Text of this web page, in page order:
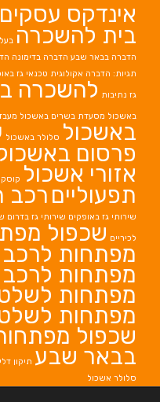
אינדקס
בית להשכרה
הדברה בבאר שבע הדברה בדימונה
תגיות: הדברה אקולוגית טכנאי גז
גז נתיבות להשכרה
באשכול מסעדת בשרים באשכול
באשכול סלולר באשכול
פרסום
אזורי אשכול
תפעוליים רכב
שירותי גז באופקים שירותי גז בדרום
לכיריים שכפול
מפתחות
מפתחות
מפתחות
מפתחות
שכפול
בבאר שבע תיקון
סלולר אשכול